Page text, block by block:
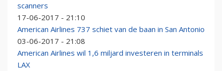
scanners
17-06-2017 - 21:10
American Airlines 737 schiet van de baan in San Antonio
03-06-2017 - 21:08
American Airlines wil 1,6 miljard investeren in terminals
LAX